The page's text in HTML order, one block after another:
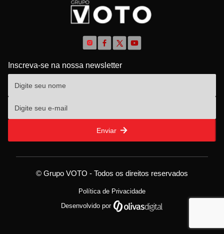
Inscreva-se na nossa newsletter
Enviar
© Grupo VOTO - Todos os direitos reservados
Política de Privacidade
Desenvolvido por